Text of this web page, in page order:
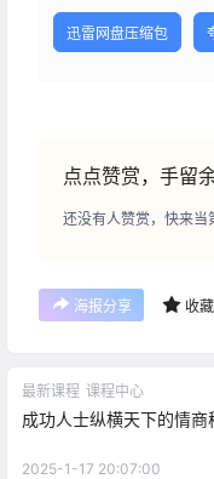
迅雷网盘压缩包
点点赞赏，手留
还没有人赞赏，快来当
海报分享 收藏
最新课程 课程中心
成功人士纵横天下的情商
2025-1-17 20:07:00